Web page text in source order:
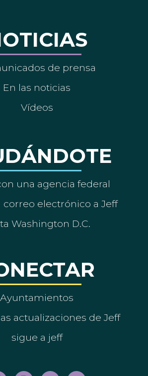
de prensa
En las noticias
Vídeos
una agencia federal
correo electrónico a Jeff
Washington D.C.
Ayuntamientos
actualizaciones de Jeff
sigue a jeff